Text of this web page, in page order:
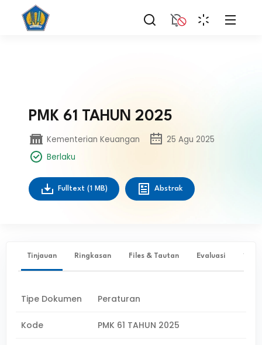
PMK 61 TAHUN 2025
Kementerian Keuangan
25 Agu 2025
Berlaku
Fulltext (1 MB) Abstrak
Tinjauan Ringkasan Files & Tautan Evaluasi ✨
Tipe Dokumen Peraturan
Kode PMK 61 TAHUN 2025